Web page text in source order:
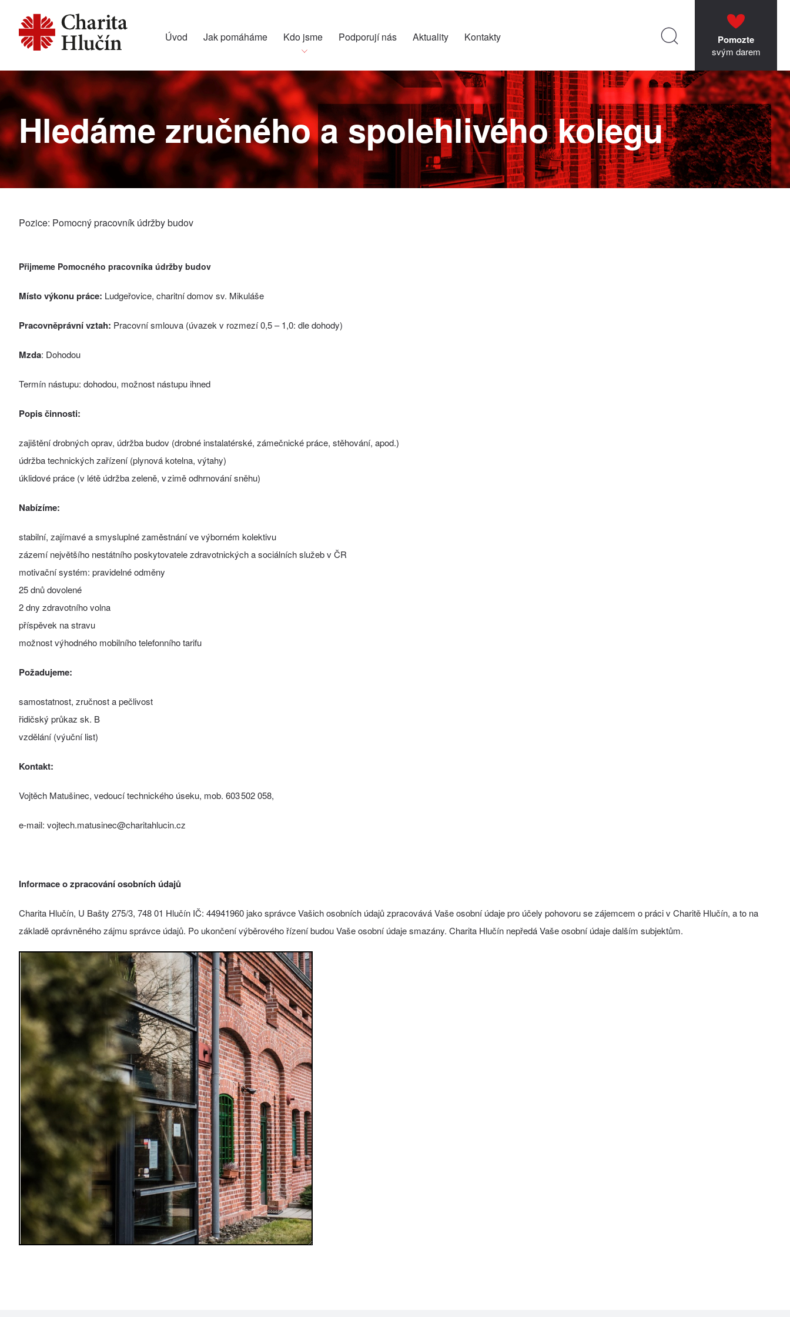
Úvod Jak pomáháme Kdo jsme Podporují nás Aktuality Kontakty Pomozte
svým darem
Hledáme zručného a spolehlivého kolegu
Pozice: Pomocný pracovník údržby budov
Přijmeme Pomocného pracovníka údržby budov
Místo výkonu práce: Ludgeřovice, charitní domov sv. Mikuláše
Pracovněprávní vztah: Pracovní smlouva (úvazek v rozmezí 0,5 – 1,0: dle dohody)
Mzda: Dohodou
Termín nástupu: dohodou, možnost nástupu ihned
Popis činnosti:
zajištění drobných oprav, údržba budov (drobné instalatérské, zámečnické práce, stěhování, apod.)
údržba technických zařízení (plynová kotelna, výtahy)
úklidové práce (v létě údržba zeleně, v zimě odhrnování sněhu)
Nabízíme:
stabilní, zajímavé a smysluplné zaměstnání ve výborném kolektivu
zázemí největšího nestátního poskytovatele zdravotnických a sociálních služeb v ČR
motivační systém: pravidelné odměny
25 dnů dovolené
2 dny zdravotního volna
příspěvek na stravu
možnost výhodného mobilního telefonního tarifu
Požadujeme:
samostatnost, zručnost a pečlivost
řidičský průkaz sk. B
vzdělání (výuční list)
Kontakt:
Vojtěch Matušinec, vedoucí technického úseku, mob. 603 502 058,
e-mail: vojtech.matusinec@charitahlucin.cz
Informace o zpracování osobních údajů
Charita Hlučín, U Bašty 275/3, 748 01 Hlučín IČ: 44941960 jako správce Vašich osobních údajů zpracovává Vaše osobní údaje pro účely pohovoru se zájemcem o práci v Charitě Hlučín, a to na
základě oprávněného zájmu správce údajů. Po ukončení výběrového řízení budou Vaše osobní údaje smazány. Charita Hlučín nepředá Vaše osobní údaje dalším subjektům.